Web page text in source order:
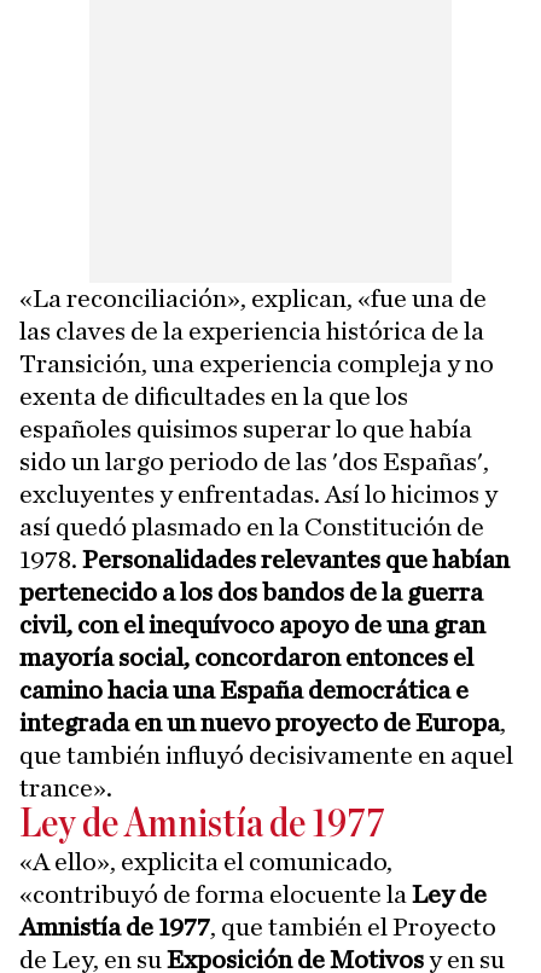
«La reconciliación», explican, «fue una de
las claves de la experiencia histórica de la
Transición, una experiencia compleja y no
exenta de dificultades en la que los
españoles quisimos superar lo que había
sido un largo periodo de las 'dos Españas',
excluyentes y enfrentadas. Así lo hicimos y
así quedó plasmado en la Constitución de
1978. Personalidades relevantes que habían
pertenecido a los dos bandos de la guerra
civil, con el inequívoco apoyo de una gran
mayoría social, concordaron entonces el
camino hacia una España democrática e
integrada en un nuevo proyecto de Europa,
que también influyó decisivamente en aquel
trance».
Ley de Amnistía de 1977
«A ello», explicita el comunicado,
«contribuyó de forma elocuente la Ley de
Amnistía de 1977, que también el Proyecto
de Ley, en su Exposición de Motivosy en su